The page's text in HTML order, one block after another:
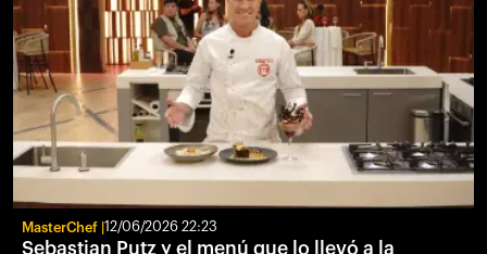
MasterChef 12/06/2026 22:23
Sebastian Putz y el menú que lo llevó a la